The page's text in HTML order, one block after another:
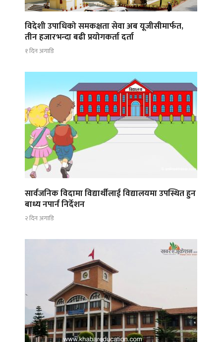
विदेशी उपाधिको समकक्षता सेवा अब यूजीसीमार्फत,
तीन हजारभन्दा बढी प्रयोगकर्ता दर्ता
१ दिन अगाडि
सार्वजनिक विदामा विद्यार्थीलाई विद्यालयमा उपस्थित हुन
बाध्य नपार्न निर्देशन
२ दिन अगाडि